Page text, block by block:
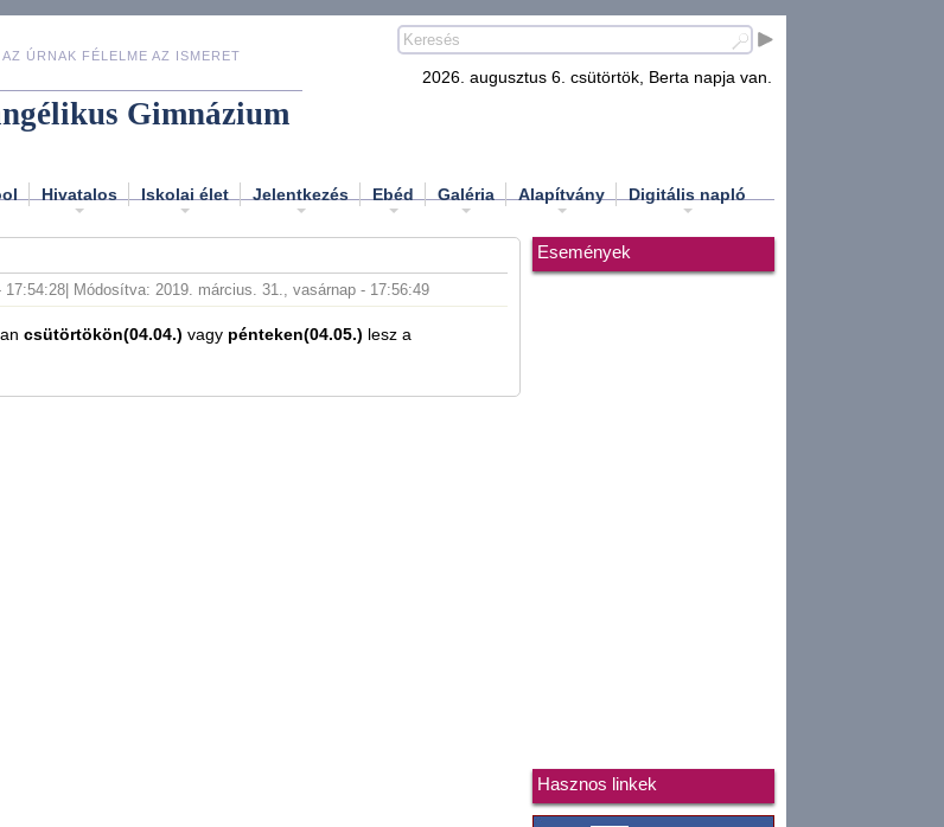
ÚRNAK FÉLELME AZ ISMERET
Gimnázium
2026. augusztus 6. csütörtök, Berta napja van.
Hivatalos Iskolai élet Jelentkezés Ebéd Galéria Alapítvány Digitális napló
17:54:28 | Módosítva: 2019. március. 31., vasárnap - 17:56:49
csütörtökön(04.04.) vagy pénteken(04.05.) lesz a
Események
Hasznos linkek